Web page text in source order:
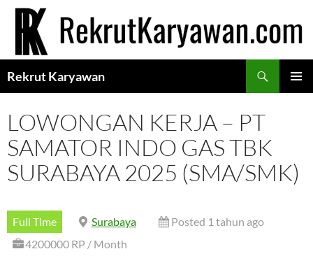
Langsung
Rekrut Karyawan
LOWONGAN KERJA – PT
SAMATOR INDO GAS TBK
SURABAYA 2025 (SMA/SMK)
Full Time Surabaya
Posted 1 tahun ago
4200000 RP / Month